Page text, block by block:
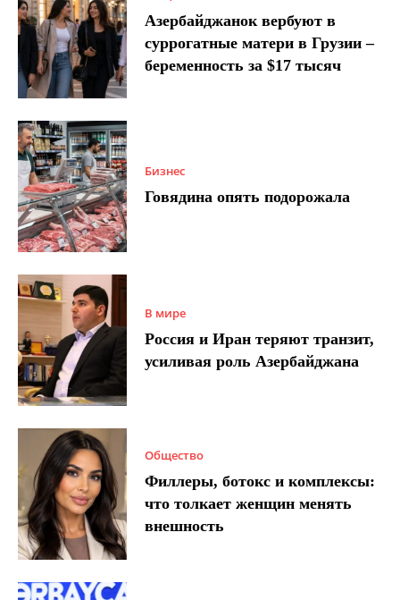
Азербайджанок вербуют в
суррогатные матери в Грузии –
беременность за $17 тысяч
Бизнес
Говядина опять подорожала
В мире
Россия и Иран теряют транзит,
усиливая роль Азербайджана
Общество
Филлеры, ботокс и комплексы:
что толкает женщин менять
внешность